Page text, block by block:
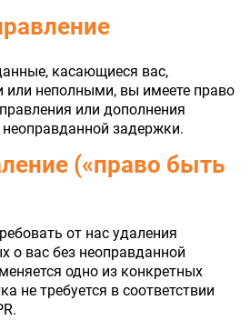
касающиеся вас,
неполными, вы имеете право
или дополнения
задержки.
(«право быть
от нас удаления
о вас без неоправданной
одно из конкретных
не требуется в соответствии